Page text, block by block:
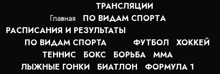
Главная
ТРАНСЛЯЦИИ
ПО ВИДАМ СПОРТA
РАСПИСАНИЯ И РЕЗУЛЬТАТЫ
ПО ВИДАМ СПОРТА
ФУТБОЛ
ХОККЕЙ
ТЕННИС
БОКС БОРЬБА
MMA
ЛЫЖНЫЕ ГОНКИ
БИАТЛОН
ФОРМУЛА 1